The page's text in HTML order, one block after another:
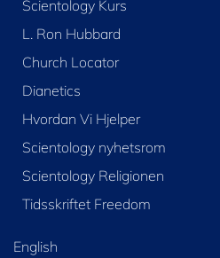
Scientology Kurs
L. Ron Hubbard
Church Locator
Dianetics
Hvordan Vi Hjelper
Scientology nyhetsrom
Scientology Religionen
Tidsskriftet Freedom
English